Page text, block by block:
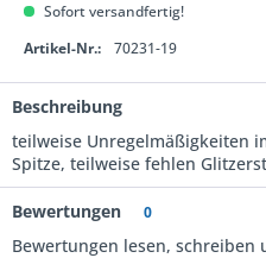
Sofort versandfertig!
Artikel-Nr.:
70231-19
Beschreibung
teilweise Unregelmäßigkeiten
Spitze, teilweise fehlen
Bewertungen 0
Bewertungen lesen, schreiben